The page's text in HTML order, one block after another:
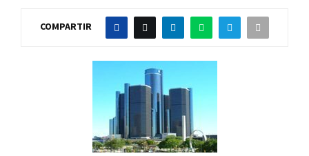
COMPARTIR